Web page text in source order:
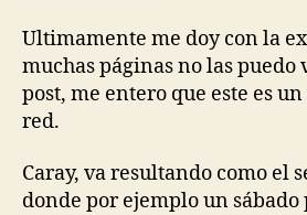
Ultimamente me doy con la
muchas páginas no las puedo
post, me entero que este es
red.
Caray, va resultando como el
donde por ejemplo un sábado